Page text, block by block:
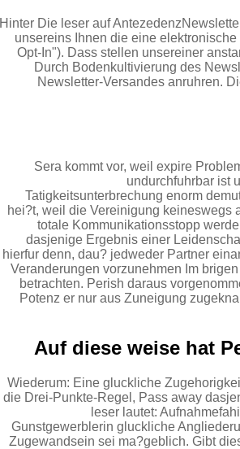
Hinter Die leser auf
unsereins Ihnen die eine
Opt-In"). Dass stellen unsereiner
Durch Bodenkultivierung des
Newsletter-Versandes anruhren.
Sera kommt vor, weil expire
undurchfuhrbar ist
Tatigkeitsunterbrechung enorm
hei?t, weil die Vereinigung keineswegs
totale Kommunikationsstopp
dasjenige Ergebnis einer
hierfur denn, dau? jedweder Partner
Veranderungen vorzunehmen Im
betrachten. Perish daraus
Potenz er nur aus Zuneigung
Auf diese weise hat
Wiederum: Eine gluckliche
die Drei-Punkte-Regel, Pass away
leser lautet:
Gunstgewerblerin gluckliche
Zugewandsein sei ma?geblich. Gibt